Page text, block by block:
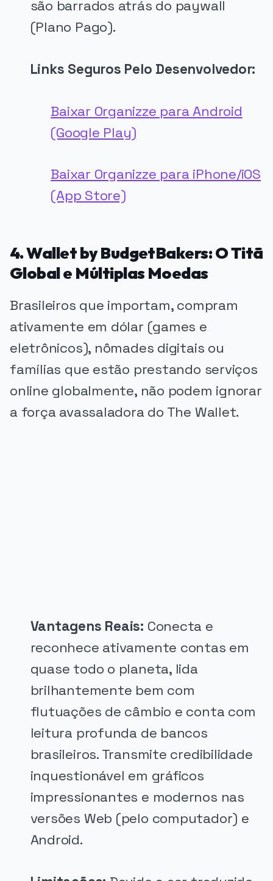
são barrados atrás do paywall
(Plano Pago).
Links Seguros Pelo Desenvolvedor:
Baixar Organizze para Android
(Google Play)
Baixar Organizze para iPhone/iOS
(App Store)
4. Wallet by BudgetBakers: O Titã
Global e Múltiplas Moedas
Brasileiros que importam, compram
ativamente em dólar (games e
eletrônicos), nômades digitais ou
famílias que estão prestando serviços
online globalmente, não podem ignorar
a força avassaladora do The Wallet.
Vantagens Reais: Conecta e
reconhece ativamente contas em
quase todo o planeta, lida
brilhantemente bem com
flutuações de câmbio e conta com
leitura profunda de bancos
brasileiros. Transmite credibilidade
inquestionável em gráficos
impressionantes e modernos nas
versões Web (pelo computador) e
Android.